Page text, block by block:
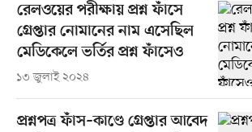
রেলওয়ের পরীক্ষায় প্রশ্ন ফাঁসে
গ্রেপ্তার নোমানের নাম এসেছিল
মেডিকেলে ভর্তির প্রশ্ন ফাঁসেও
১৩ জুলাই ২০২৪
প্রশ্নপত্র ফাঁস–কাণ্ডে গ্রেপ্তার আবেদ